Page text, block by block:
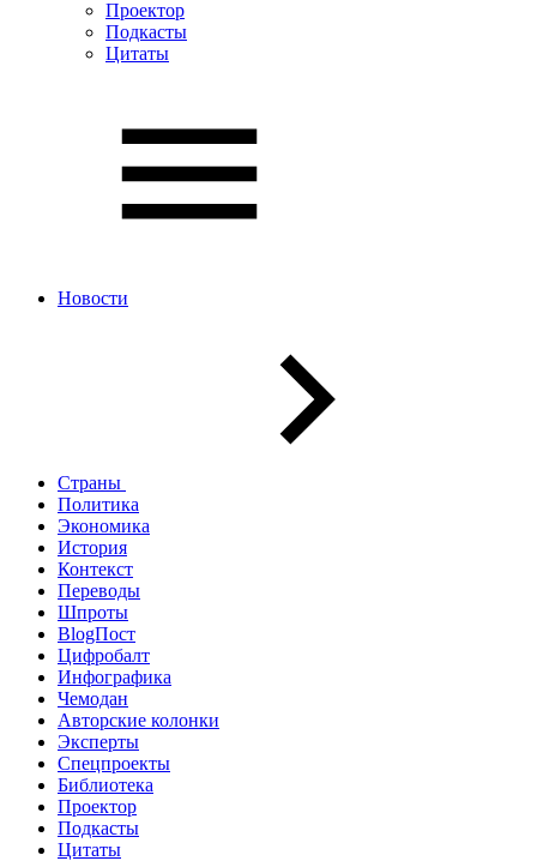
Проектор
Подкасты
Цитаты
Новости
Страны
Политика
Экономика
История
Контекст
Переводы
Шпроты
BlogПост
Цифробалт
Инфографика
Чемодан
Авторские колонки
Эксперты
Спецпроекты
Библиотека
Проектор
Подкасты
Цитаты